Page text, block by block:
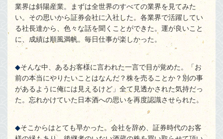
業界は斜陽産業。まずは全世界のすべての業界を見てみた
い。その思いから証券会社に入社した。各業界で活躍してい
る社長達から、色々な話を聞くことができた。運が良いこと
に、成績は順風満帆。毎日仕事が楽しかった。
そんな中、あるお客様に言われた一言で目が覚めた。「お
前の本当にやりたいことはなんだ？株を売ることか？別の事
があるように俺には見えるけど」全て見透かされた気持だっ
た。忘れかけていた日本酒への思いを再度認識させられた。
そこからはとても早かった。会社を辞め、証券時代のお客